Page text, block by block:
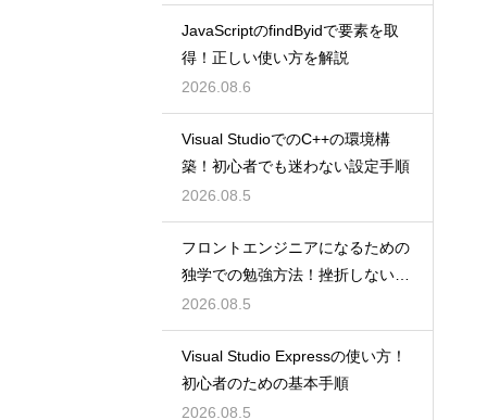
JavaScriptのfindByidで要素を取
得！正しい使い方を解説
2026.08.6
Visual StudioでのC++の環境構
築！初心者でも迷わない設定手順
2026.08.5
フロントエンジニアになるための
独学での勉強方法！挫折しない学
習計画
2026.08.5
Visual Studio Expressの使い方！
初心者のための基本手順
2026.08.5